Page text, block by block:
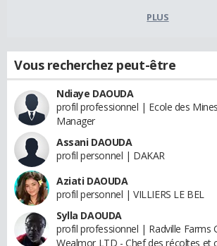
PLUS
Vous recherchez peut-être
Ndiaye DAOUDA
profil professionnel | Ecole des
Manager
Assani DAOUDA
profil personnel | DAKAR
Aziati DAOUDA
profil personnel | VILLIERS LE BEL
Sylla DAOUDA
profil professionnel | Radville Farms
Wealmor LTD - Chef des récoltes et